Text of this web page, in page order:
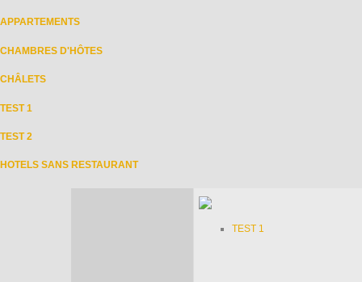
APPARTEMENTS
CHAMBRES D'HÔTES
CHÂLETS
TEST 1
TEST 2
HOTELS SANS RESTAURANT
TEST 1